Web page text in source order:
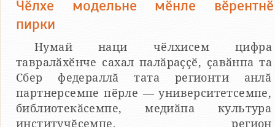
Чӗлхе модельне мӗнле вӗрентнӗ
пирки
Нумай наци чӗлхисем цифра
тавралӑхӗнче сахал палӑраҫҫӗ, ҫавӑнпа та
Сбер федераллӑ тата регионти анлӑ
партнерсемпе пӗрле — университетсемпе,
библиотекӑсемпе, медиӑпа культура
институчӗсемпе, регион